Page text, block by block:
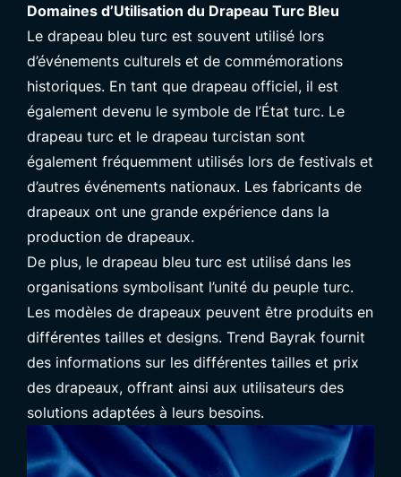
Domaines d’Utilisation du Drapeau Turc Bleu
Le drapeau bleu turc est souvent utilisé lors
d’événements culturels et de commémorations
historiques. En tant que drapeau officiel, il est
également devenu le symbole de l’État turc. Le
drapeau turc et le drapeau turcistan sont
également fréquemment utilisés lors de festivals et
d’autres événements nationaux. Les fabricants de
drapeaux ont une grande expérience dans la
production de drapeaux.
De plus, le drapeau bleu turc est utilisé dans les
organisations symbolisant l’unité du peuple turc.
Les modèles de drapeaux peuvent être produits en
différentes tailles et designs. Trend Bayrak fournit
des informations sur les différentes tailles et prix
des drapeaux, offrant ainsi aux utilisateurs des
solutions adaptées à leurs besoins.